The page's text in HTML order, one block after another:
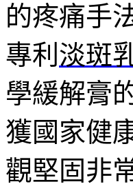
的疼痛手
專利 淡斑
學緩解膏
獲國家健
觀堅固非